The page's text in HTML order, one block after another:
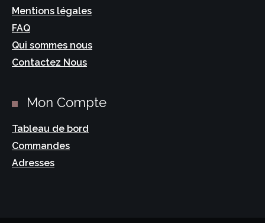
Mentions légales
FAQ
Qui sommes nous
Contactez Nous
Mon Compte
Tableau de bord
Commandes
Adresses